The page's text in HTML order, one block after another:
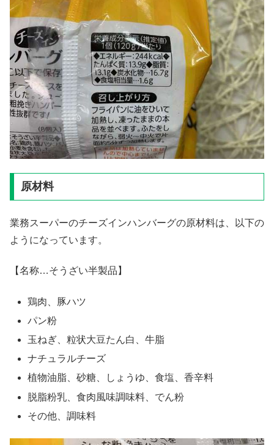
原材料
業務スーパーのチーズインハンバーグの原材料は、以下の
ようになっています。
【名称…そうざい半製品】
鶏肉、豚ハツ
パン粉
玉ねぎ、粒状大豆たん白、牛脂
ナチュラルチーズ
植物油脂、砂糖、しょうゆ、食塩、香辛料
脱脂粉乳、食肉風味調味料、でん粉
その他、調味料